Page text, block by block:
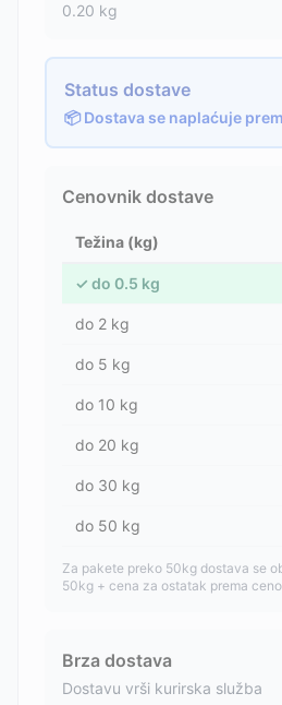
0.20 kg
Status dostave
📦 Dostava se naplaćuje
Cenovnik dostave
Težina (kg)
✓ do 0.5 kg
do 2 kg
do 5 kg
do 10 kg
do 20 kg
do 30 kg
do 50 kg
Za pakete preko 50kg dostava se
50kg + cena za ostatak prema
Brza dostava
Dostavu vrši kurirska služba